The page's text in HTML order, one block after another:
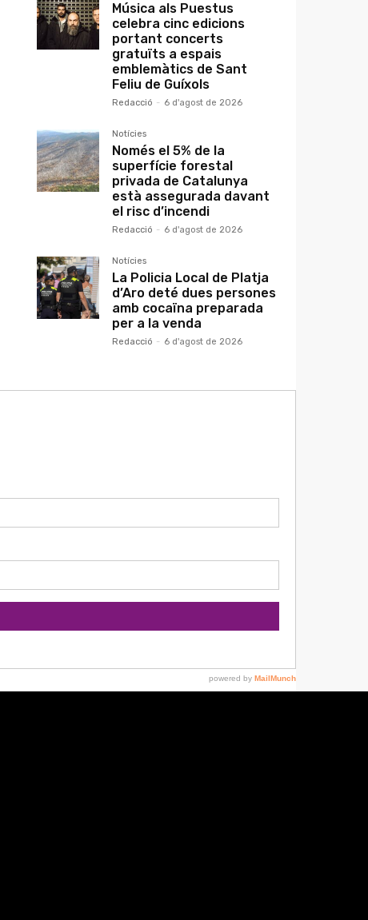
Música als Puestus
celebra cinc edicions
portant concerts
gratuïts a espais
emblemàtics de Sant
Feliu de Guíxols
Redacció - 6 d'agost de 2026
Notícies
Només el 5% de la
superfície forestal
privada de Catalunya
està assegurada davant
el risc d’incendi
Redacció - 6 d'agost de 2026
Notícies
La Policia Local de Platja
d’Aro deté dues persones
amb cocaïna preparada
per a la venda
Redacció - 6 d'agost de 2026